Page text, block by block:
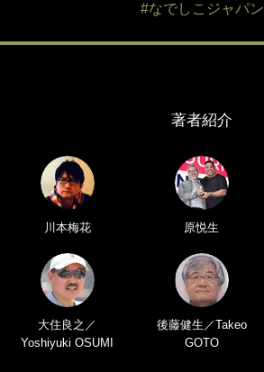
#なでしこジャパン
著者紹介
川本梅花 原悦生
大住良之／
Yoshiyuki OSUMI
後藤健生／Takeo
GOTO